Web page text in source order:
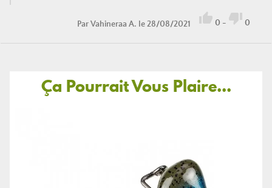
ParVahineraa A. le 28/08/2021  0 -  0
Ça Pourrait Vous Plaire...